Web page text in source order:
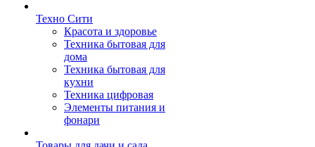
Техно Сити
Красота и здоровье
Техника бытовая для
дома
Техника бытовая для
кухни
Техника цифровая
Элементы питания и
фонари